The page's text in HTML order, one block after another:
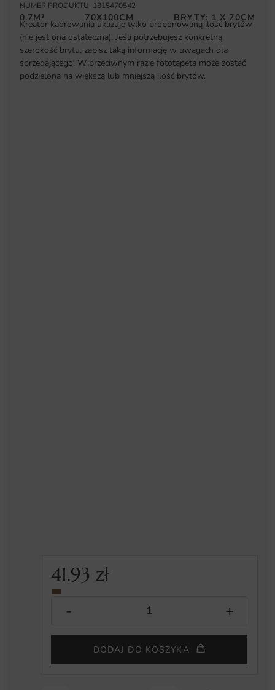
NUMER PRODUKTU: 1315470542
0.7M² 70X100CM BRYTY: 1 X 70CM
Kreator kadrowania ukazuje tylko proponowaną ilość brytów
(nie jest ona ostateczna). Jeśli potrzebujesz konkretną
szerokość brytu, zapisz taką informację w uwagach dla
sprzedającego. W przeciwnym razie fototapeta może zostać
podzielona na większą lub mniejszą ilość brytów.
41.93zł
DODAJ DO KOSZYKA